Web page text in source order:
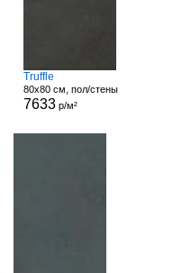
Truffle
80x80 см, пол/стены
7633 р/м²